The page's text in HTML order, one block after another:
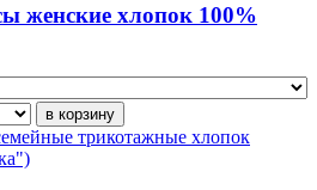
женские хлопок 100%